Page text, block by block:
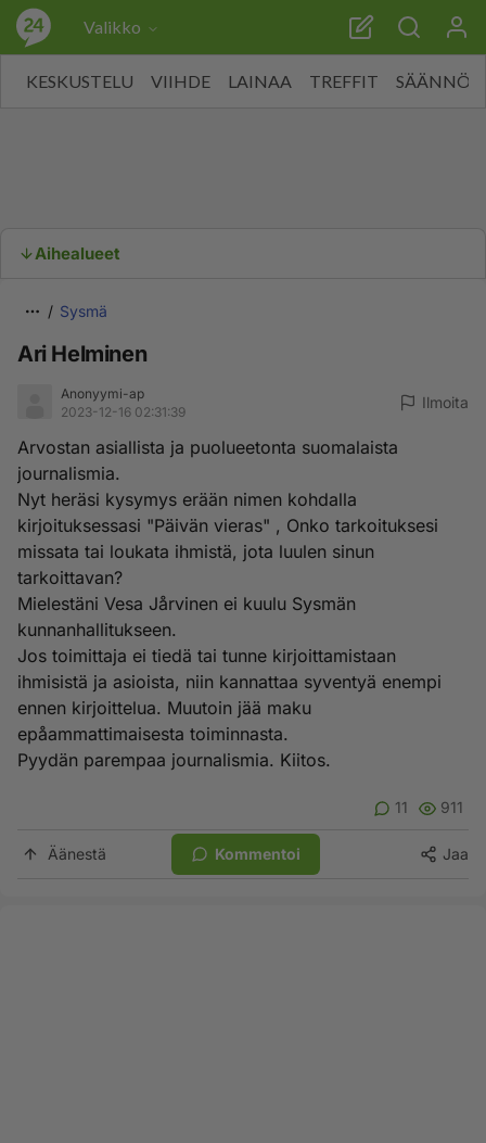
Valikko
KESKUSTELU VIIHDE LAINAA TREFFIT SÄÄNNÖT
Aihealueet
Sysmä
Ari Helminen
Anonyymi-ap
2023-12-16 02:31:39
Ilmoita
Arvostan asiallista ja puolueetonta suomalaista
journalismia.
Nyt heräsi kysymys erään nimen kohdalla
kirjoituksessasi "Päivän vieras" , Onko tarkoituksesi
missata tai loukata ihmistä, jota luulen sinun
tarkoittavan?
Mielestäni Vesa Jårvinen ei kuulu Sysmän
kunnanhallitukseen.
Jos toimittaja ei tiedä tai tunne kirjoittamistaan
ihmisistä ja asioista, niin kannattaa syventyä enempi
ennen kirjoittelua. Muutoin jää maku
epåammattimaisesta toiminnasta.
Pyydän parempaa journalismia. Kiitos.
11 911
Äänestä Kommentoi Jaa